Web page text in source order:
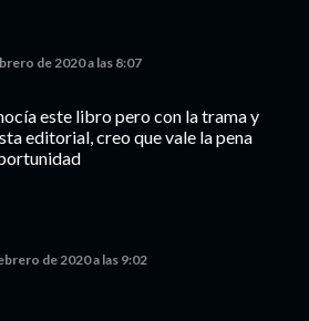
de 2020 a las 8:07
este libro pero con la trama y
editorial, creo que vale la pena
de 2020 a las 9:02